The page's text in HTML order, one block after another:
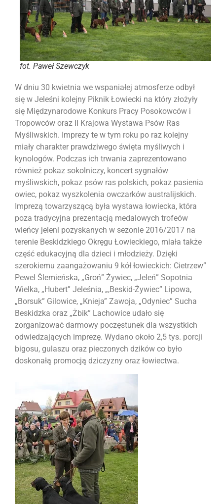
fot. Paweł Szewczyk
W dniu 30 kwietnia we wspaniałej atmosferze odbył
się w Jeleśni kolejny Piknik Łowiecki na który złożyły
się Międzynarodowe Konkurs Pracy Posokowców i
Tropowców oraz II Krajowa Wystawa Psów Ras
Myśliwskich. Imprezy te w tym roku po raz kolejny
miały charakter prawdziwego święta myśliwych i
kynologów. Podczas ich trwania zaprezentowano
również pokaz sokolniczy, koncert sygnałów
myśliwskich, pokaz psów ras polskich, pokaz pasienia
owiec, pokaz wyszkolenia owczarków australijskich.
Imprezą towarzyszącą była wystawa łowiecka, która
poza tradycyjna prezentacją medalowych trofeów
wieńcy jeleni pozyskanych w sezonie 2016/2017 na
terenie Beskidzkiego Okręgu Łowieckiego, miała także
część edukacyjną dla dzieci i młodzieży. Dzięki
szerokiemu zaangażowaniu 9 kół łowieckich: Cietrzew”
Pewel Ślemieńska, „Groń” Żywiec, „Jeleń” Sopotnia
Wielka, „Hubert” Jeleśnia, „,Beskid-Żywiec” Lipowa,
„Borsuk” Gilowice, „Knieja” Zawoja, „Odyniec” Sucha
Beskidzka oraz „Żbik” Lachowice udało się
zorganizować darmowy poczęstunek dla wszystkich
odwiedzających imprezę. Wydano około 2,5 tys. porcji
bigosu, gulaszu oraz pieczonych dzików co było
doskonałą promocją dziczyzny oraz łowiectwa.